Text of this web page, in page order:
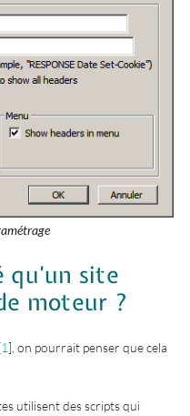
qu’un site
moteur ?
1] , on pourrait penser que cela
utilisent des scripts qui